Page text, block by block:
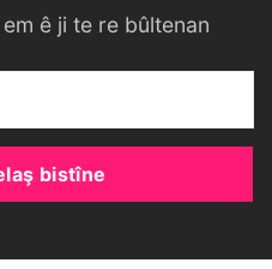
ê ji te re bûltenan
bistîne